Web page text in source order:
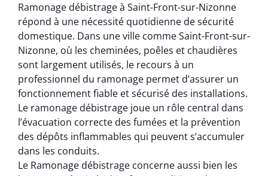
Ramonage débistrage à Saint-Front-sur-Nizonne
répond à une nécessité quotidienne de sécurité
domestique. Dans une ville comme Saint-Front-sur-
Nizonne, où les cheminées, poêles et chaudières
sont largement utilisés, le recours à un
professionnel du ramonage permet d’assurer un
fonctionnement fiable et sécurisé des installations.
Le ramonage débistrage joue un rôle central dans
l’évacuation correcte des fumées et la prévention
des dépôts inflammables qui peuvent s’accumuler
dans les conduits.
Le Ramonage débistrage concerne aussi bien les